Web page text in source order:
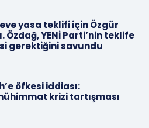
yasa teklifi için Özgür
Özdağ, YENİ Parti’nin teklife
gerektiğini savundu
öfkesi iddiası:
krizi tartışması